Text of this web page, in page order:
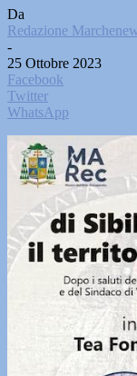
Da
Redazione
-
25 Ottobre 2023
Facebook
Twitter
WhatsApp